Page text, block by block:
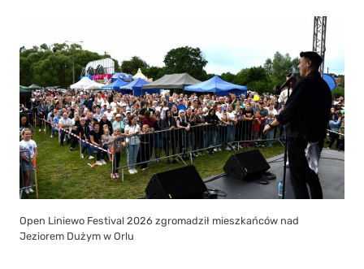
Open Liniewo Festival 2026 zgromadził mieszkańców nad
Jeziorem Dużym w Orlu